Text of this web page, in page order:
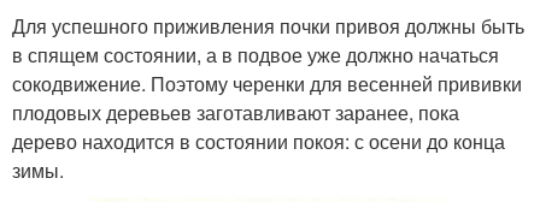
Для успешного приживления почки привоя должны быть
в спящем состоянии, а в подвое уже должно начаться
сокодвижение. Поэтому черенки для весенней прививки
плодовых деревьев заготавливают заранее, пока
дерево находится в состоянии покоя: с осени до конца
зимы.